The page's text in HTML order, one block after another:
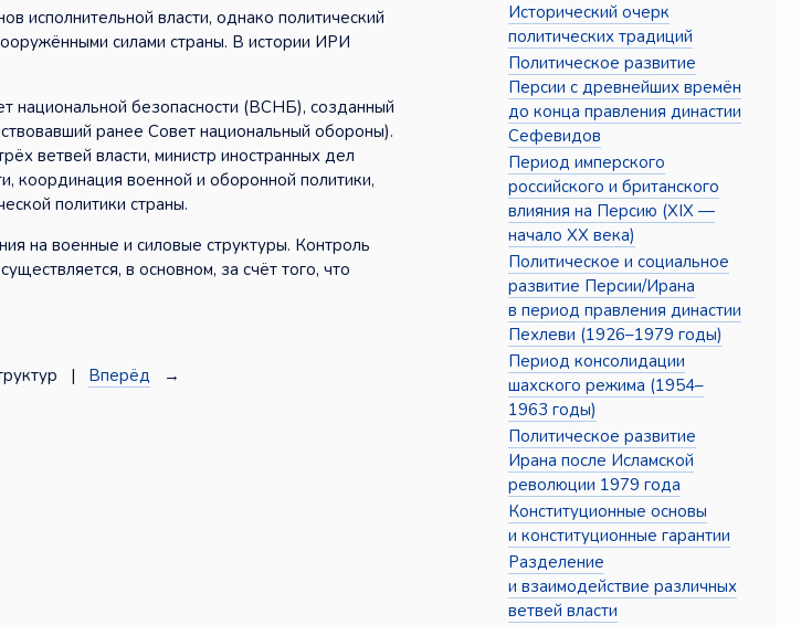
исполнительной власти, однако политический
силами страны. В истории ИРИ
национальной безопасности (ВСНБ), созданный
ранее Совет национальный обороны).
ветвей власти, министр иностранных дел
координация военной и оборонной политики,
политики страны.
на военные и силовые структуры. Контроль
в основном, за счёт того, что
| Вперёд →
Исторический очерк
политических традиций
Политическое развитие
Персии с древнейших времён
до конца правления династии
Сефевидов
Период имперского
российского и британского
влияния на Персию (XIX —
начало XX века)
Политическое и социальное
развитие Персии/Ирана
в период правления династии
Пехлеви (1926–1979 годы)
Период консолидации
шахского режима (1954–
1963 годы)
Политическое развитие
Ирана после Исламской
революции 1979 года
Конституционные основы
и конституционные гарантии
Разделение
и взаимодействие различных
ветвей власти